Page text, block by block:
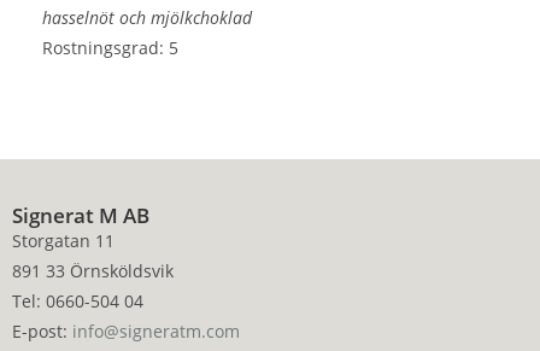
hasselnöt och mjölkchoklad
Rostningsgrad: 5
Signerat M AB
Storgatan 11
891 33 Örnsköldsvik
Tel: 0660-504 04
E-post: info@signeratm.com